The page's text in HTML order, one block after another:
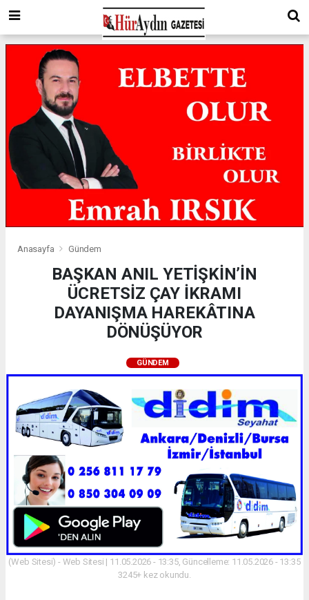
Anasayfa Gündem
BAŞKAN ANIL YETİŞKİN’İN
ÜCRETSİZ ÇAY İKRAMI
DAYANIŞMA HAREKÂTINA
DÖNÜŞÜYOR
GÜNDEM
(Web Sitesi) - Web Sitesi | 11.05.2026 - 13:35, Güncelleme: 11.05.2026 - 13:35
3245+ kez okundu.